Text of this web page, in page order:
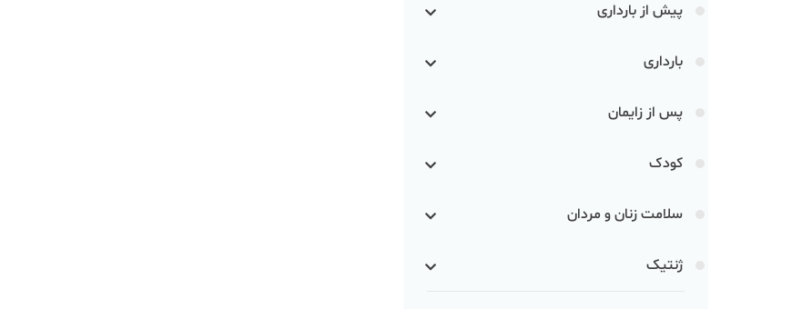
پیش از بارداری
بارداری
پس از زایمان
کودک
سلامت زنان و مردان
ژنتیک